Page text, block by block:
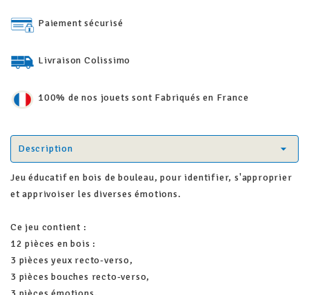
Paiement sécurisé
Livraison Colissimo
100% de nos jouets sont Fabriqués en France
Description
Jeu éducatif en bois de bouleau, pour identifier, s'approprier
et apprivoiser les diverses émotions.
Ce jeu contient :
12 pièces en bois :
3 pièces yeux recto-verso,
3 pièces bouches recto-verso,